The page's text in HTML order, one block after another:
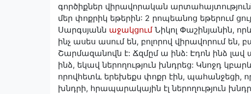
գործիքներ վիրավորական
մեր փոքրիկ եթերին: 2 րոպեանոց եթերում
Սարգսյանն աջակցումՆիկոլ Փաշինյանին,
ինչ ասես ասում են, բոլորով վիրավորում են,
Շարմազանովն է: Ճզմըմ ա ինձ: Էդոն ինձ լավ
ինձ, եկավ ներողություն խնդրեց: Կնոջդ
որովհետև երեխեքս փոքր էին, պահանջեցի,
խնդրի, հրապարակային էլ ներողություն